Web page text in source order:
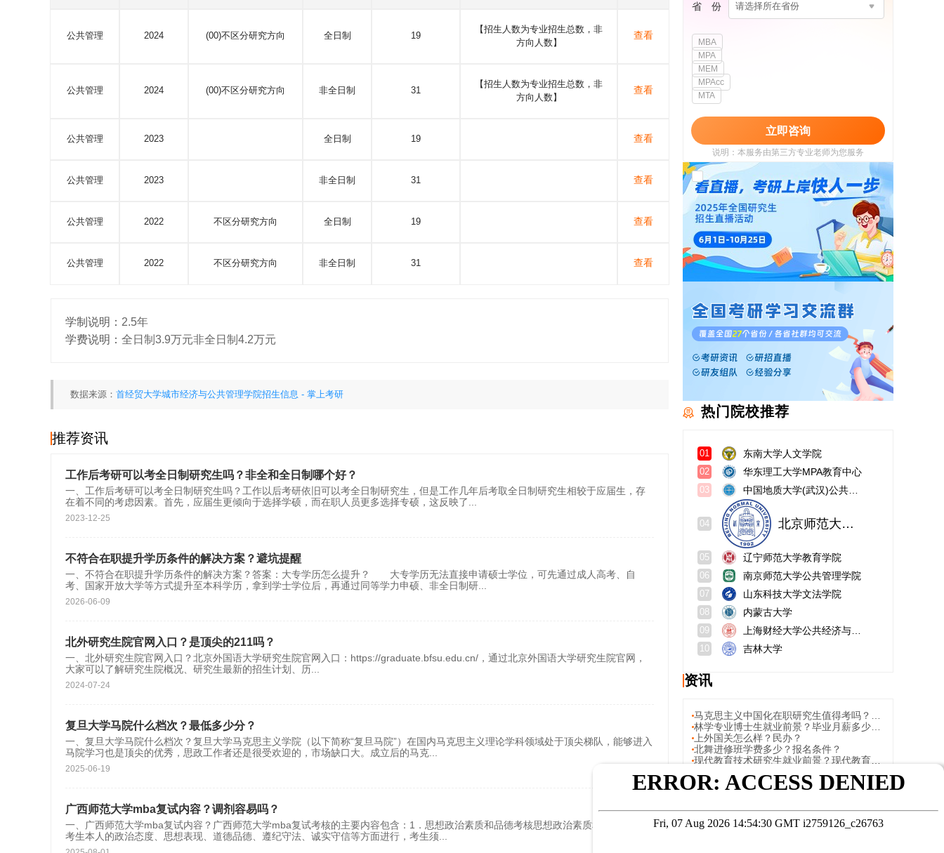
公共管理 2024 (00)不区分研究方向 全日制 19
【招生人数为专业招生总数，非
方向人数】
查看
公共管理 2024 (00)不区分研究方向 非全日制 31
【招生人数为专业招生总数，非
方向人数】
查看
公共管理 2023 全日制 19 查看
公共管理 2023 非全日制 31 查看
公共管理 2022 不区分研究方向 全日制 19 查看
公共管理 2022 不区分研究方向 非全日制 31 查看
学制说明： 2.5年
学费说明： 全日制3.9万元非全日制4.2万元
数据来源： 首经贸大学城市经济与公共管理学院招生信息 - 掌上考研
推荐资讯
工作后考研可以考全日制研究生吗？非全和全日制哪个好？
一、工作后考研可以考全日制研究生吗？工作以后考研依旧可以考全日制研究生，但是工作几年后考取全日制研究生相较于应届生，存
在着不同的考虑因素。首先，应届生更倾向于选择学硕，而在职人员更多选择专硕，这反映了
2023-12-25
不符合在职提升学历条件的解决方案？避坑提醒
一、不符合在职提升学历条件的解决方案？答案：大专学历怎么提升？ 大专学历无法直接申请硕士学位，可先通过成人高考、自
考、国家开放大学等方式提升至本科学历，拿到学士学位后，再通过同等学力申硕、非全日制研
2026-06-09
北外研究生院官网入口？是顶尖的211吗？
一、北外研究生院官网入口？北京外国语大学研究生院官网入口：https://graduate.bfsu.edu.cn/，通过北京外国语大学研究生院官网，
大家可以了解研究生院概况、研究生最新的招生计划、历
2024-07-24
复旦大学马院什么档次？最低多少分？
一、复旦大学马院什么档次？复旦大学马克思主义学院（以下简称“复旦马院”）在国内马克思主义理论学科领域处于‌顶尖梯队‌，能够进入
马院学习也是顶尖的优秀，思政工作者还是很受欢迎的，市场缺口大。成立后的马克
2025-06-19
广西师范大学mba复试内容？调剂容易吗？
一、广西师范大学mba复试内容？广西师范大学mba复试考核的主要内容包含：1．思想政治素质和品德考核思想政治素质和品德考核从
考生本人的政治态度、思想表现、道德品德、遵纪守法、诚实守信等方面进行，考生须
省 份 请选择所在省份
MBA
MPA
MEM
MPAcc
MTA
立即咨询
说明：本服务由第三方专业老师为您服务
我已阅读并同意 《用户政策》
《用户服务
使用协议》
热门院校推荐
01 东南大学人文学院
02 华东理工大学MPA教育中心
03
04 北京师范大学研究生院珠海分院
05 辽宁师范大学教育学院
06 南京师范大学公共管理学院
07 山东科技大学文法学院
08 内蒙古大学
09
10 吉林大学
资讯
上外国关怎么样？民办？
北舞进修班学费多少？报名条件？